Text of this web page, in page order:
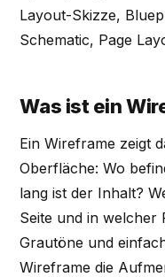
Layout-Skizze,
Schematic, Page
Was ist ein
Ein Wireframe zeigt
Oberfläche: Wo
lang ist der Inhalt?
Seite und in welcher
Grautöne und
Wireframe die